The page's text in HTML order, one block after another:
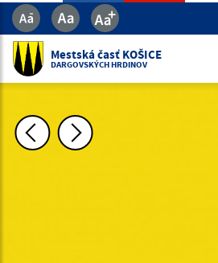
Mestská časť KOŠICE
DARGOVSKÝCH HRDINOV